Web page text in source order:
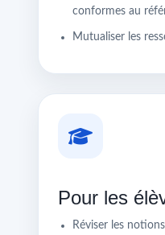
conformes au
Mutualiser les
Pour les
Réviser les